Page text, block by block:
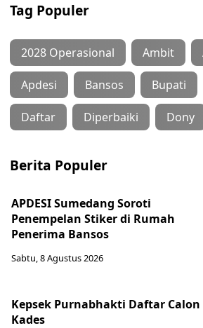
Tag Populer
2028 Operasional Ambit
Apdesi Bansos Bupati
Daftar Diperbaiki Dony
Berita Populer
APDESI Sumedang Soroti
Penempelan Stiker di Rumah
Penerima Bansos
Sabtu, 8 Agustus 2026
Kepsek Purnabhakti Daftar Calon
Kades